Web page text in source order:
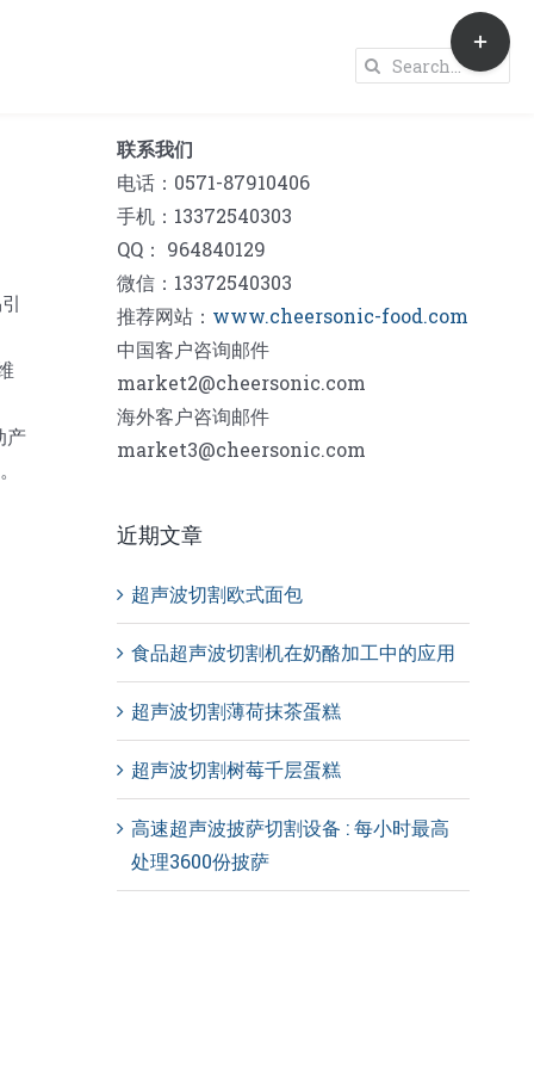
Search
产
联系我们
电话：0571-87910406
手机：13372540303
QQ： 964840129
微信：13372540303
推荐网站： www.cheersonic-food.com
中国客户咨询邮件
market2@cheersonic.com
海外客户咨询邮件
market3@cheersonic.com
近期文章
超声波切割欧式面包
食品超声波切割机在奶酪加工中的应用
超声波切割薄荷抹茶蛋糕
超声波切割树莓千层蛋糕
高速超声波披萨切割设备 : 每小时最高
处理3600份披萨
Toggle
Sliding